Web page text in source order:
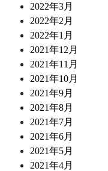
2022年3月
2022年2月
2022年1月
2021年12月
2021年11月
2021年10月
2021年9月
2021年8月
2021年7月
2021年6月
2021年5月
2021年4月